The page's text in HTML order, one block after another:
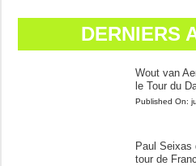
DERNIERS
Wout van
le Tour du
Published On:
Paul Seixas
tour de